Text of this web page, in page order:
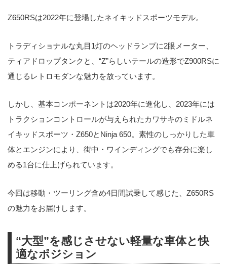
Z650RSは2022年に登場したネイキッドスポーツモデル。
トラディショナルな丸目1灯のヘッドランプに2眼メーター、
ティアドロップタンクと、“Z”らしいテールの造形でZ900RSに
通じるレトロモダンな魅力を放っています。
しかし、基本コンポーネントは2020年に進化し、2023年には
トラクションコントロールが与えられたカワサキのミドルネ
イキッドスポーツ・ Z650と Ninja 650。素性のしっかりした車
体とエンジンにより、街中・ワインディングでも存分に楽し
める1台に仕上げられています。
今回は移動・ツーリング含め4日間試乗して感じた、Z650RS
の魅力をお届けします。
“大型”を感じさせない軽量な車体と快
適なポジション